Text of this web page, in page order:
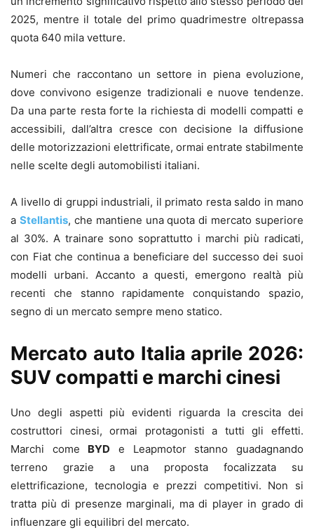
2025, mentre il totale del primo quadrimestre oltrepassa
quota 640 mila vetture.
Numeri che raccontano un settore in piena evoluzione,
dove convivono esigenze tradizionali e nuove tendenze.
Da una parte resta forte la richiesta di modelli compatti e
accessibili, dall’altra cresce con decisione la diffusione
delle motorizzazioni elettrificate, ormai entrate stabilmente
nelle scelte degli automobilisti italiani.
A livello di gruppi industriali, il primato resta saldo in mano
a Stellantis, che mantiene una quota di mercato superiore
al 30%. A trainare sono soprattutto i marchi più radicati,
con Fiat che continua a beneficiare del successo dei suoi
modelli urbani. Accanto a questi, emergono realtà più
recenti che stanno rapidamente conquistando spazio,
segno di un mercato sempre meno statico.
Mercato auto Italia aprile 2026:
SUV compatti e marchi cinesi
Uno degli aspetti più evidenti riguarda la crescita dei
costruttori cinesi, ormai protagonisti a tutti gli effetti.
Marchi come BYD e Leapmotor stanno guadagnando
terreno grazie a una proposta focalizzata su
elettrificazione, tecnologia e prezzi competitivi. Non si
tratta più di presenze marginali, ma di player in grado di
influenzare gli equilibri del mercato.